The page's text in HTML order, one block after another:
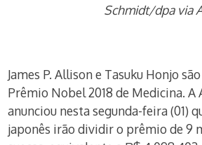
Schmidt/dpa via
James P. Allison e Tasuku Honjo
Prêmio Nobel 2018 de Medicina. A
anunciou nesta segunda-feira (01)
japonês irão dividir o prêmio de 9